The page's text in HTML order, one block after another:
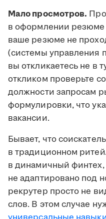
Мало просмотров.
в оформлении
ваше резюме не
(системы управления
вы откликаетесь не в
откликом проверьте
должности запросам
формулировки, что
вакансии.
Бывает, что
в традиционном
в динамичный
не адаптировано под
рекрутер просто не
слов. В этом случае